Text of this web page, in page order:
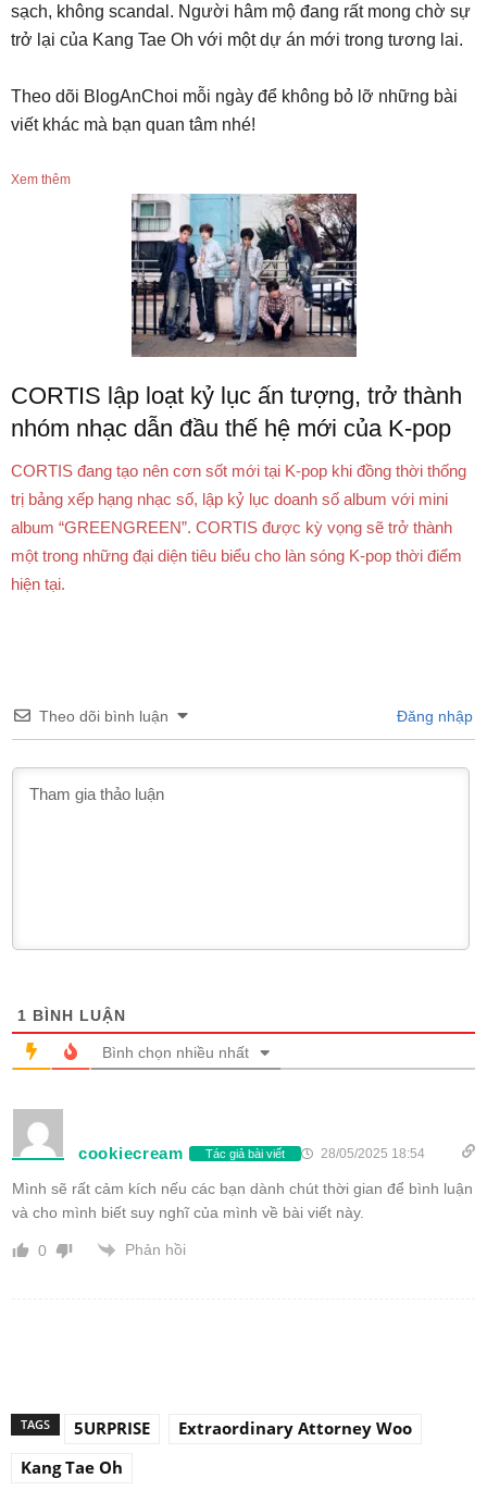
sạch, không scandal. Người hâm mộ đang rất mong chờ sự
trở lại của Kang Tae Oh với một dự án mới trong tương lai.
Theo dõi BlogAnChoi mỗi ngày để không bỏ lỡ những bài
viết khác mà bạn quan tâm nhé!
Xem thêm
CORTIS lập loạt kỷ lục ấn tượng, trở thành
nhóm nhạc dẫn đầu thế hệ mới của K-pop
CORTIS đang tạo nên cơn sốt mới tại K-pop khi đồng thời thống
trị bảng xếp hạng nhạc số, lập kỷ lục doanh số album với mini
album “GREENGREEN”. CORTIS được kỳ vọng sẽ trở thành
một trong những đại diện tiêu biểu cho làn sóng K-pop thời điểm
hiện tại.
Theo dõi bình luận Đăng nhập
1 BÌNH LUẬN
Bình chọn nhiều nhất
cookiecream Tác giả bài viết 28/05/2025 18:54
Mình sẽ rất cảm kích nếu các bạn dành chút thời gian để bình luận
và cho mình biết suy nghĩ của mình về bài viết này.
0 Phản hồi
TAGS 5URPRISE
Extraordinary Attorney Woo
Kang Tae Oh